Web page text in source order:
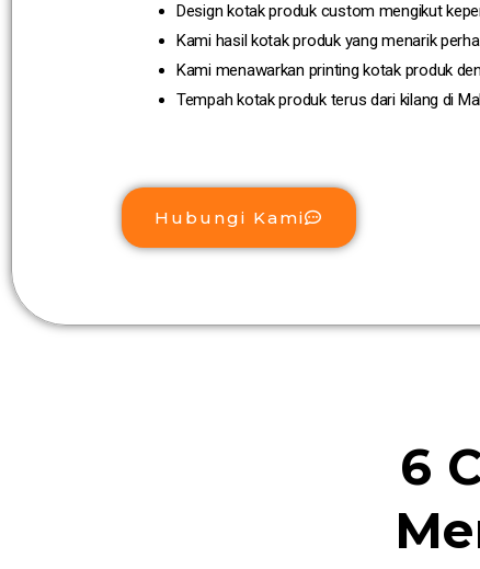
Design kotak produk custom mengikut
Kami hasil kotak produk yang menarik
Kami menawarkan printing kotak produk
Tempah kotak produk terus dari kilang di
Hubungi Kami
6